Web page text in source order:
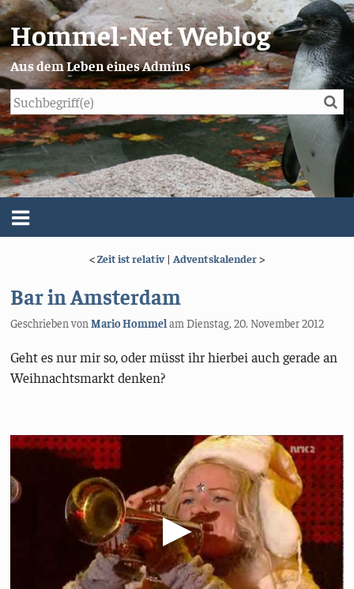
Hommel-Net Weblog
Aus dem Leben eines Admins
Impressum/Datenschutz
<Zeit ist relativ | Adventskalender>
Bar in Amsterdam
Geschrieben vonMario HommelamDienstag, 20. November 2012
Geht es nur mir so, oder müsst ihr hierbei auch gerade an
Weihnachtsmarkt denken?